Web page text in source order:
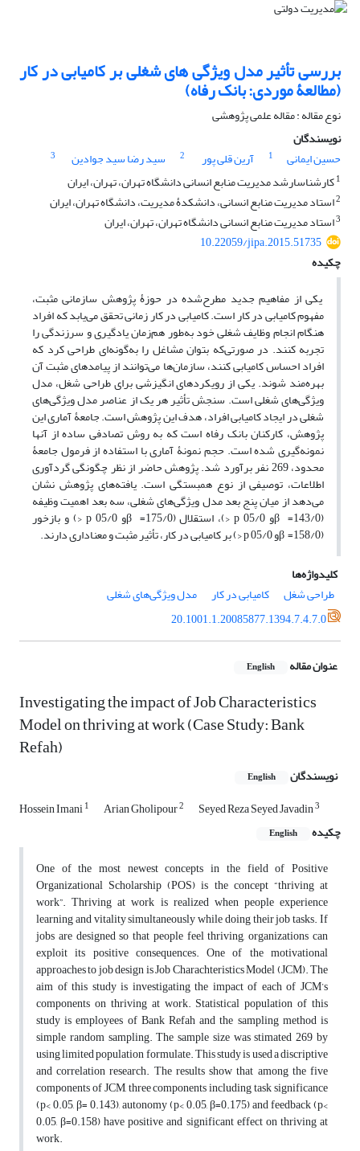
بررسی تأثیر مدل ویژگی‏ های شغلی بر کامیابی در کار
(مطالعۀ موردی: بانک رفاه)
نوع مقاله : مقاله علمی پژوهشی
نویسندگان
حسین ایمانی
1 آرین قلی پور 2 سید رضا سید جوادین
3
1کارشناس‎ارشد مدیریت منابع انسانی دانشگاه تهران، تهران، ایران
2استاد مدیریت منابع انسانی‏، دانشکدۀ مدیریت، دانشگاه تهران، ایران
3استاد مدیریت منابع انسانی دانشگاه تهران، تهران، ایران
10.22059/jipa.2015.51735
چکیده
یکی از ‌مفاهیم جدید مطرح‌شده در حوزۀ پژوهش سازمانی مثبت،
مفهوم کامیابی در کار است. کامیابی در کار زمانی تحقق می‌یابد که افراد‌
هنگام انجام وظایف شغلی خود به‌طور هم‌زمان یادگیری و سرزندگی را
تجربه کنند. در صورتی‌که بتوان مشاغل را به‌گونه‌ای طراحی کرد که
افراد احساس کامیابی کنند، سازمان‌ها می‌توانند از پیامدهای مثبت آن
بهره‌مند شوند. یکی از رویکردهای انگیزشی برای طراحی شغل، مدل
ویژگی‌های شغلی است. سنجش تأثیر هر یک از عناصر مدل ویژگی‌های
شغلی در ایجاد کامیابی افراد، هدف این پژوهش است. جامعۀ آماری این
پژوهش، کارکنان بانک رفاه است که به روش تصادفی ساده از آنها
نمونه‌گیری شده است. حجم نمونۀ آماری با استفاده از فرمول جامعۀ
محدود، 269 نفر برآورد شد. پژوهش حاضر از نظر چگونگی گردآوری
اطلاعات، توصیفی از نوع همبستگی است. یافته‌های پژوهش نشان
می‌دهد از میان پنج بعد مدل ویژگی‌های شغلی، سه بعد اهمیت وظیفه
(143/0= βو 05/0 p <)، استقلال (175/0= βو 05/0 p <) و بازخور
(158/0= βو 05/0 p <) بر کامیابی در کار، تأثیر مثبت و معناداری دارند.
کلیدواژه‌ها
طراحی شغل
کامیابی در کار‌
مدل ویژگی‌های شغلی
20.1001.1.20085877.1394.7.4.7.0
عنوان مقاله English
Investigating the impact of Job Characteristics
Model on thriving at work (Case Study: Bank
Refah)
نویسندگان English
Hossein Imani1 Arian Gholipour2 Seyed Reza Seyed Javadin3
چکیده English
One of the most newest concepts in the field of Positive
Organizational Scholarship (POS) is the concept “thriving at
work”. Thriving at work is realized when people experience
learning and vitality simultaneously while doing their job tasks. If
jobs are designed so that people feel thriving, organizations can
exploit its positive consequences. One of the motivational
approaches to job design is Job Charachteristics Model (JCM). The
aim of this study is investigating the impact of each of JCM’s
components on thriving at work. Statistical population of this
study is employees of Bank Refah and the sampling method is
simple random sampling. The sample size was stimated 269 by
using limited population formulate. This study is used a discriptive
and correlation research. The results show that among the five
components of JCM, three components including task significance
(p< 0.05, β= 0.143), autonomy (p< 0.05, β=0.175) and feedback (p<
0.05, β=0.158) have positive and significant effect on thriving at
work.